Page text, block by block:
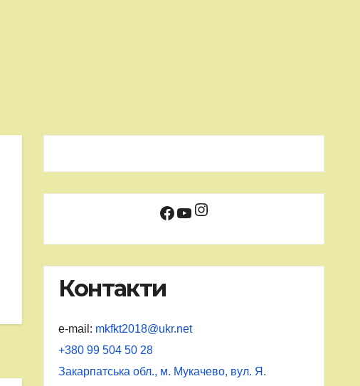
Facebook
YouTube
Instagram
Контакти
e-mail: mkfkt2018@ukr.net
+380 99 504 50 28
Закарпатська обл., м. Мукачево, вул. Я.